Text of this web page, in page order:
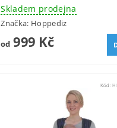
Skladem prodejna
Značka: Hoppediz
od999 Kč
Kód: